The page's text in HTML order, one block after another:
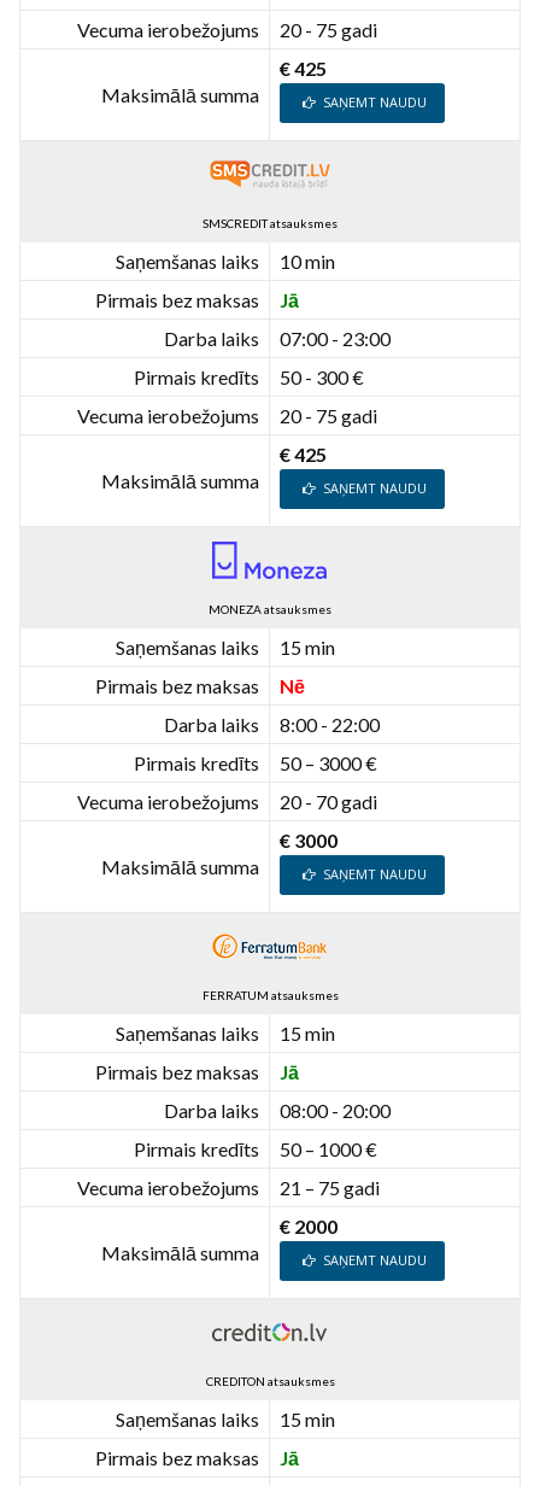
Vecuma ierobežojums
20 - 75 gadi
Maksimālā summa
€ 425
SAŅEMT NAUDU
SMSCREDIT atsauksmes
Saņemšanas laiks
10 min
Pirmais bez maksas
Jā
Darba laiks
07:00 - 23:00
Pirmais kredīts
50 - 300 €
Vecuma ierobežojums
20 - 75 gadi
Maksimālā summa
€ 425
SAŅEMT NAUDU
MONEZA atsauksmes
Saņemšanas laiks
15 min
Pirmais bez maksas
Nē
Darba laiks
8:00 - 22:00
Pirmais kredīts
50 – 3000 €
Vecuma ierobežojums
20 - 70 gadi
Maksimālā summa
€ 3000
SAŅEMT NAUDU
FERRATUM atsauksmes
Saņemšanas laiks
15 min
Pirmais bez maksas
Jā
Darba laiks
08:00 - 20:00
Pirmais kredīts
50 – 1000 €
Vecuma ierobežojums
21 – 75 gadi
Maksimālā summa
€ 2000
SAŅEMT NAUDU
CREDITON atsauksmes
Saņemšanas laiks
15 min
Pirmais bez maksas
Jā